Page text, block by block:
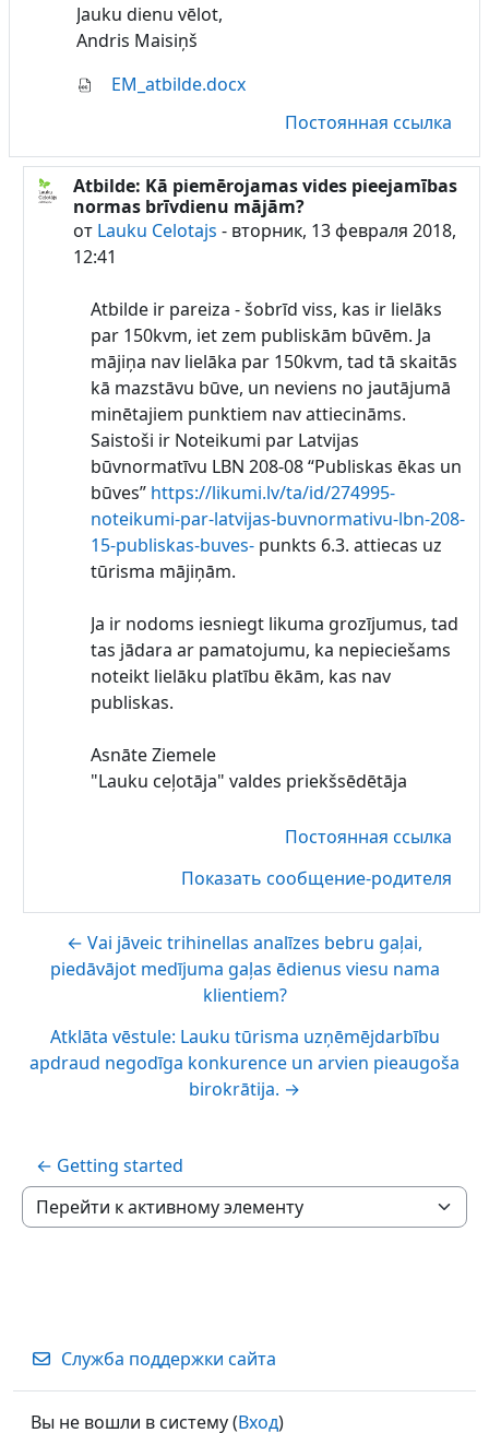
Jauku dienu vēlot,
Andris Maisiņš
EM_atbilde.docx
Постоянная ссылка
В ответ на Lauku Celotajs
Atbilde: Kā piemērojamas vides pieejamības
normas brīvdienu mājām?
от Lauku Celotajs - вторник, 13 февраля 2018,
12:41
Atbilde ir pareiza - šobrīd viss, kas ir lielāks
par 150kvm, iet zem publiskām būvēm. Ja
mājiņa nav lielāka par 150kvm, tad tā skaitās
kā mazstāvu būve, un neviens no jautājumā
minētajiem punktiem nav attiecināms.
Saistoši ir Noteikumi par Latvijas
būvnormatīvu LBN 208-08 “Publiskas ēkas un
būves” https://likumi.lv/ta/id/274995-
noteikumi-par-latvijas-buvnormativu-lbn-208-
15-publiskas-buves-punkts 6.3. attiecas uz
tūrisma mājiņām.
Ja ir nodoms iesniegt likuma grozījumus, tad
tas jādara ar pamatojumu, ka nepieciešams
noteikt lielāku platību ēkām, kas nav
publiskas.
Asnāte Ziemele
"Lauku ceļotāja" valdes priekšsēdētāja
Постоянная ссылка
Показать сообщение-родителя
← Vai jāveic trihinellas analīzes bebru gaļai,
piedāvājot medījuma gaļas ēdienus viesu nama
klientiem?
Atklāta vēstule: Lauku tūrisma uzņēmējdarbību
apdraud negodīga konkurence un arvien pieaugoša
birokrātija. →
← Getting started
Перейти к активному элементу
Служба поддержки сайта
Вы не вошли в систему (Вход)